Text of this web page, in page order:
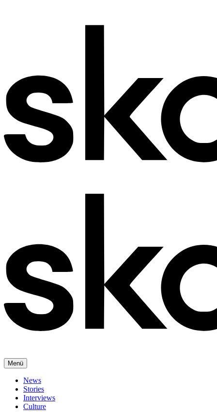
Menü
News
Stories
Interviews
Culture